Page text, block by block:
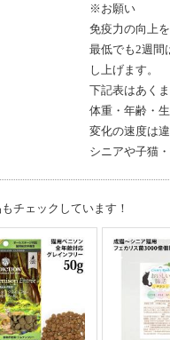
※お願い
免疫力の向上
最低でも2週間
し上げます。
下記表はあく
体重・年齢・
変化の速度は違
シニアや子猫